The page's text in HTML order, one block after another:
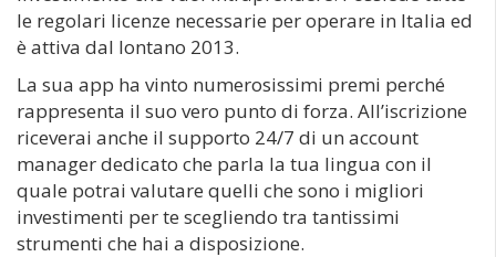
le regolari licenze necessarie per operare in Italia ed
è attiva dal lontano 2013.
La sua app ha vinto numerosissimi premi perché
rappresenta il suo vero punto di forza. All’iscrizione
riceverai anche il supporto 24/7 di un account
manager dedicato che parla la tua lingua con il
quale potrai valutare quelli che sono i migliori
investimenti per te scegliendo tra tantissimi
strumenti che hai a disposizione.